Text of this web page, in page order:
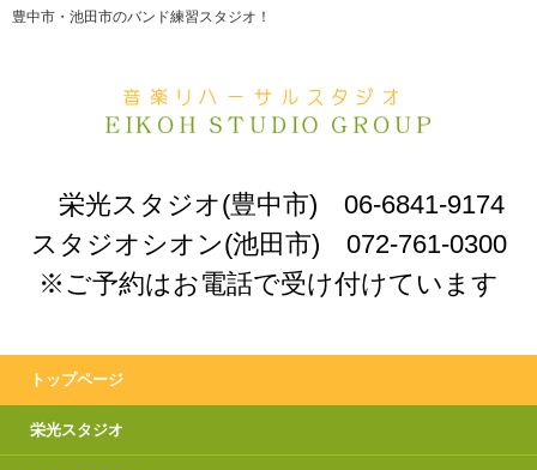
豊中市・池田市のバンド練習スタジオ！
栄光スタジオ(豊中市) 06-6841-9174
スタジオシオン(池田市) 072-761-0300
※ご予約はお電話で受け付けています
トップページ
栄光スタジオ